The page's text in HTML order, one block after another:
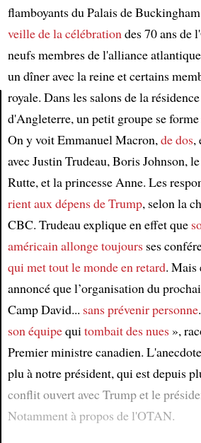
flamboyants du Palais de
veille de la célébrationdes 70 ans de
neufs membres de l'alliance
un dîner avec la reine et certains
royale. Dans les salons de la
d'Angleterre, un petit groupe se
On y voit Emmanuel Macron,de dos,
avec Justin Trudeau, Boris Johnson, le
Rutte, et la princesse Anne. Les
rient aux dépens de Trump, selon la
CBC. Trudeau explique en effet que
américainallonge toujoursses
qui met tout le monde en retard. Mais
annoncé que l’organisation du
Camp David... sans prévenir personne
son équipequitombait des nues»,
Premier ministre canadien.
plu à notre président, qui est depuis
conflit ouvert avec Trump et le
Notamment à propos de l'OTAN.